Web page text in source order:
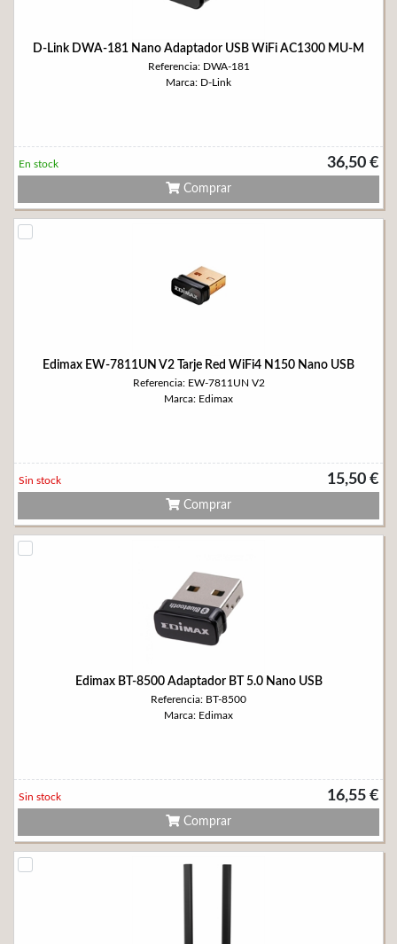
D-Link DWA-181 Nano Adaptador USB WiFi AC1300 MU-M
Referencia: DWA-181
Marca: D-Link
36,50 €
En stock
Comprar
Edimax EW-7811UN V2 Tarje Red WiFi4 N150 Nano USB
Referencia: EW-7811UN V2
Marca: Edimax
15,50 €
Sin stock
Comprar
Edimax BT-8500 Adaptador BT 5.0 Nano USB
Referencia: BT-8500
Marca: Edimax
16,55 €
Sin stock
Comprar